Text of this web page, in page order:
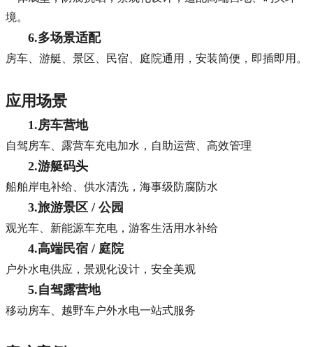
境。
6.多场景适配
房车、游艇、景区、民宿、庭院通用，安装简便，即插即用。
应用场景
1.房车营地
自驾房车、露营车充电加水，自助运营、高效管理
2.游艇码头
船舶岸电补给、供水清洗，海事级防腐防水
3.旅游景区 / 公园
观光车、新能源车充电，游客生活用水补给
4.高端民宿 / 庭院
户外水电供应，景观化设计，安全美观
5.自驾露营地
移动房车、越野车户外水电一站式服务